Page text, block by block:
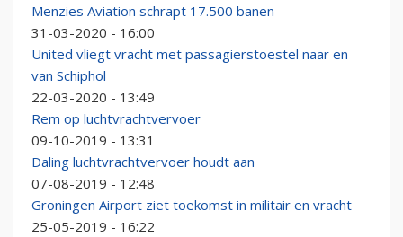
Menzies Aviation schrapt 17.500 banen
31-03-2020 - 16:00
United vliegt vracht met passagierstoestel naar en
van Schiphol
22-03-2020 - 13:49
Rem op luchtvrachtvervoer
09-10-2019 - 13:31
Daling luchtvrachtvervoer houdt aan
07-08-2019 - 12:48
Groningen Airport ziet toekomst in militair en vracht
25-05-2019 - 16:22